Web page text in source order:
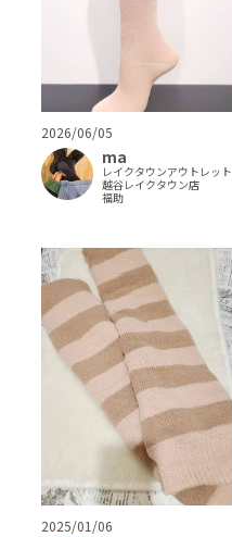
2026/06/05
ma
レイクタウンアウトレット
越谷レイクタウン店
福助
2025/01/06